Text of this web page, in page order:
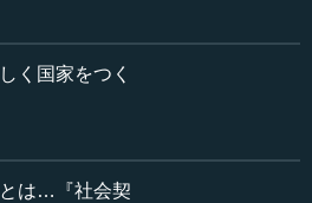
は非常に常識人というか、よく
も甘いも噛み締めて理解してい
した。一方、ルソーの場合は、
ちというか、本当に実現できる
を煮詰めていってしまうタイプ
く国家をつく
は…『社会契